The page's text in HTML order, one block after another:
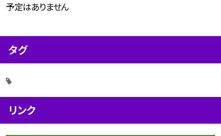
予定はありません
タグ
リンク